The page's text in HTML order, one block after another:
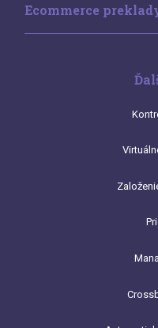
Ecommerce